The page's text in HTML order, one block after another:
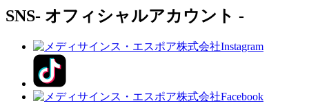
SNS- オフィシャルアカウント -